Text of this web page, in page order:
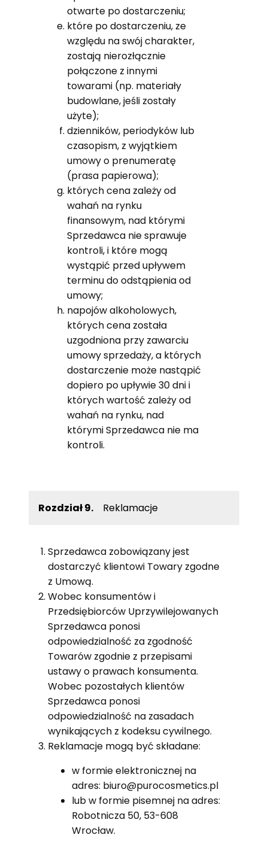
otwarte po dostarczeniu;
które po dostarczeniu, ze
względu na swój charakter,
zostają nierozłącznie
połączone z innymi
towarami (np. materiały
budowlane, jeśli zostały
użyte);
dzienników, periodyków lub
czasopism, z wyjątkiem
umowy o prenumeratę
(prasa papierowa);
których cena zależy od
wahań na rynku
finansowym, nad którymi
Sprzedawca nie sprawuje
kontroli, i które mogą
wystąpić przed upływem
terminu do odstąpienia od
umowy;
napojów alkoholowych,
których cena została
uzgodniona przy zawarciu
umowy sprzedaży, a których
dostarczenie może nastąpić
dopiero po upływie 30 dni i
których wartość zależy od
wahań na rynku, nad
którymi Sprzedawca nie ma
kontroli.
Rozdział 9. Reklamacje
Sprzedawca zobowiązany jest
dostarczyć klientowi Towary zgodne
z Umową.
Wobec konsumentów i
Przedsiębiorców Uprzywilejowanych
Sprzedawca ponosi
odpowiedzialność za zgodność
Towarów zgodnie z przepisami
ustawy o prawach konsumenta.
Wobec pozostałych klientów
Sprzedawca ponosi
odpowiedzialność na zasadach
wynikających z kodeksu cywilnego.
Reklamacje mogą być składane:
w formie elektronicznej na
adres: biuro@purocosmetics.pl
lub w formie pisemnej na adres:
Robotnicza 50, 53-608
Wrocław.